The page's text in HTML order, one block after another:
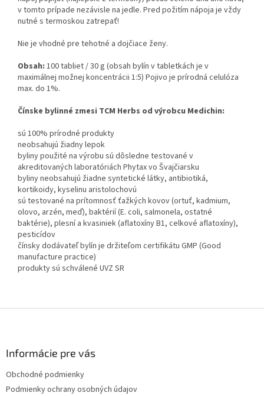
v tomto prípade nezávisle na jedle. Pred požitím nápoja je vždy
nutné s termoskou zatrepať!
Nie je vhodné pre tehotné a dojčiace ženy.
Obsah: 100 tabliet / 30 g (obsah bylín v tabletkách je v
maximálnej možnej koncentrácii 1:5) Pojivo je prírodná celulóza
max. do 1%.
Čínske bylinné zmesi TCM Herbs od výrobcu Medichin:
sú 100% prírodné produkty
neobsahujú žiadny lepok
byliny použité na výrobu sú dôsledne testované v
akreditovaných laboratóriách Phytax vo Švajčiarsku
byliny neobsahujú žiadne syntetické látky, antibiotiká,
kortikoidy, kyselinu aristolochovú
sú testované na prítomnosť ťažkých kovov (ortuť, kadmium,
olovo, arzén, meď), baktérií (E. coli, salmonela, ostatné
baktérie), plesní a kvasiniek (aflatoxíny B1, celkové aflatoxíny),
pesticídov
čínsky dodávateľ bylín je držiteľom certifikátu GMP (Good
manufacture practice)
produkty sú schválené UVZ SR
Informácie pre vás
Obchodné podmienky
Podmienky ochrany osobných údajov